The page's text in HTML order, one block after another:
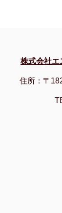
株式会社
住所：〒